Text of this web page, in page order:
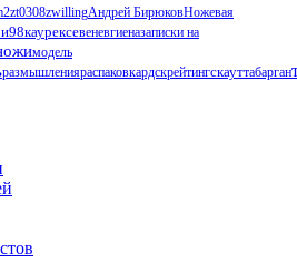
zt0308zwillingАндрей БирюковНожевая
веневгиеназаписки на
модель
размышленияраспаковкардскрейтингскауттабарган